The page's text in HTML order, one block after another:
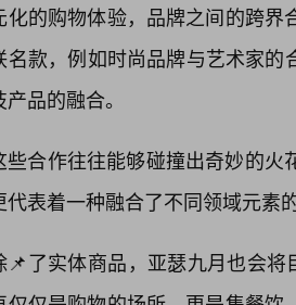
化的购物体验，品牌之间的跨
名款，例如时尚品牌与艺术家
品的融合。
些合作往往能够碰撞出奇妙的
代表着一种融合了不同领域元素
📌了实体商品，亚瑟九月也会将